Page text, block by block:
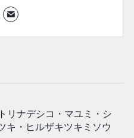
リナデシコ・マユミ・シ
キ・ヒルザキツキミソウ